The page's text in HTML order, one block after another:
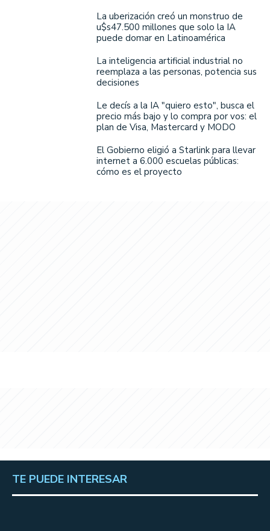
La uberización creó un monstruo de
u$s47.500 millones que solo la IA
puede domar en Latinoamérica
La inteligencia artificial industrial no
reemplaza a las personas, potencia sus
decisiones
Le decís a la IA "quiero esto", busca el
precio más bajo y lo compra por vos: el
plan de Visa, Mastercard y MODO
El Gobierno eligió a Starlink para llevar
internet a 6.000 escuelas públicas:
cómo es el proyecto
TE PUEDE INTERESAR